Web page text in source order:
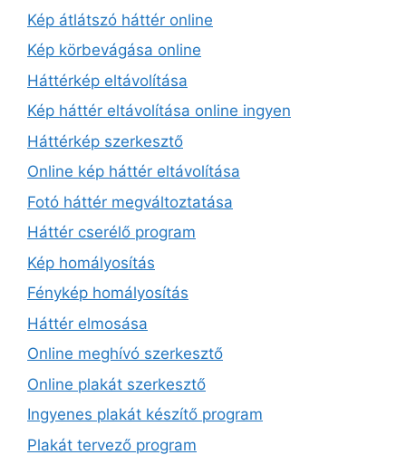
Kép átlátszó háttér online
Kép körbevágása online
Háttérkép eltávolítása
Kép háttér eltávolítása online ingyen
Háttérkép szerkesztő
Online kép háttér eltávolítása
Fotó háttér megváltoztatása
Háttér cserélő program
Kép homályosítás
Fénykép homályosítás
Háttér elmosása
Online meghívó szerkesztő
Online plakát szerkesztő
Ingyenes plakát készítő program
Plakát tervező program